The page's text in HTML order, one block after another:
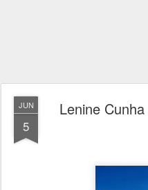
JUN
5
Lenine